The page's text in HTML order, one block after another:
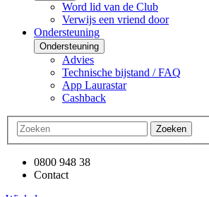
Word lid van de Club
Verwijs een vriend door
Ondersteuning
Ondersteuning
Advies
Technische bijstand / FAQ
App Laurastar
Cashback
Zoeken
0800 948 38
Contact